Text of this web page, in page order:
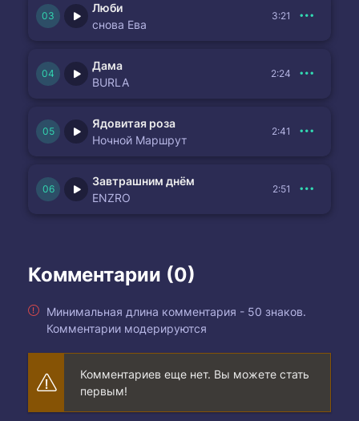
Люби
снова Ева
3:21
Дама
BURLA
2:24
Ядовитая роза
Ночной Маршрут
2:41
Завтрашним днём
ENZRO
2:51
Комментарии (0)
Минимальная длина комментария - 50 знаков.
Комментарии модерируются
Комментариев еще нет. Вы можете стать
первым!